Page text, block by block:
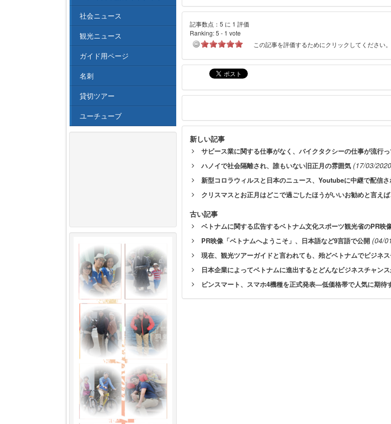
記事数点：5 に 1 評価
Ranking:5 - 1 vote
この記事を評価するためにクリックしてください。
新しい記事
サビース業に関する仕事がなく、バイクタクシーの仕事が流行
ハノイで社会隔離され、誰もいない旧正月の雰囲気 (17/03/
新型コロラウィルスと日本のニュース、Youtubeに中継で配信さ
クリスマスとお正月はどこで過ごしたほうがいいお勧めと言え
古い記事
ベトナムに関する広告するベトナム文化スポーツ観光省のPR映
PR映像「ベトナムへようこそ」、日本語など9言語で公開 (04/
現在、観光ツアーガイドと言われても、殆どベトナムでビジネ
日本企業によってベトナムに進出するとどんなビジネスチャン
ビンスマート、スマホ4機種を正式発表―低価格帯で人気に期待
社会ニュース
観光ニュース
ガイド用ページ
名刺
貸切ツアー
ユーチューブ